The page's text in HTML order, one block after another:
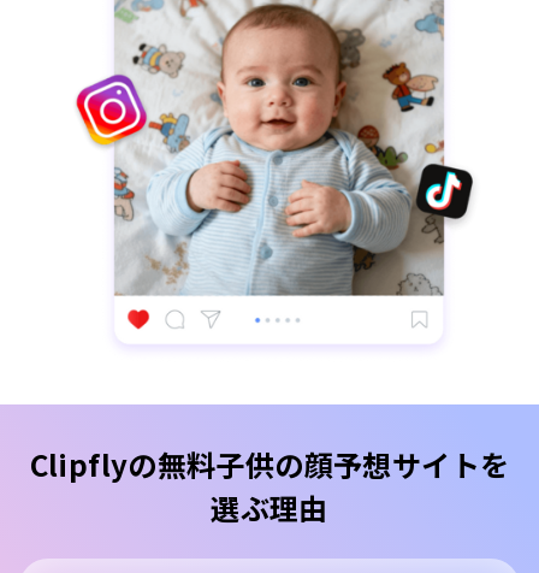
Clipflyの無料子供の顔予想サイトを
選ぶ理由